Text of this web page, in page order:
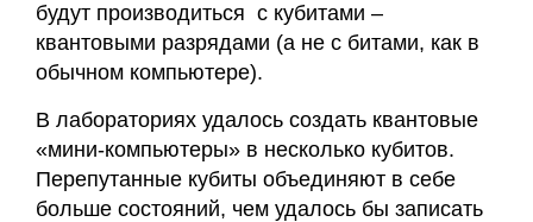
будут производиться с кубитами –
квантовыми разрядами (а не с битами, как в
обычном компьютере).
В лабораториях удалось создать квантовые
«мини-компьютеры» в несколько кубитов.
Перепутанные кубиты объединяют в себе
больше состояний, чем удалось бы записать